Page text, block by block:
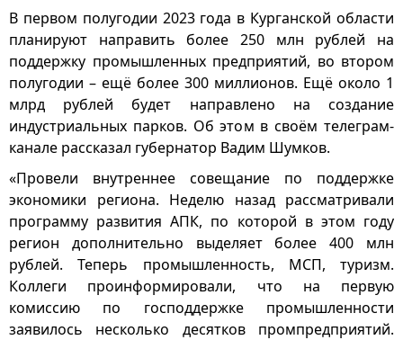
В первом полугодии 2023 года в Курганской области
планируют направить более 250 млн рублей на
поддержку промышленных предприятий, во втором
полугодии – ещё более 300 миллионов. Ещё около 1
млрд рублей будет направлено на создание
индустриальных парков. Об этом в своём телеграм-
канале рассказал губернатор Вадим Шумков.
«Провели внутреннее совещание по поддержке
экономики региона. Неделю назад рассматривали
программу развития АПК, по которой в этом году
регион дополнительно выделяет более 400 млн
рублей. Теперь промышленность, МСП, туризм.
Коллеги проинформировали, что на первую
комиссию по господдержке промышленности
заявилось несколько десятков промпредприятий.